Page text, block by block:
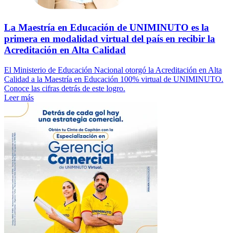
La Maestría en Educación de UNIMINUTO es la
primera en modalidad virtual del país en recibir la
Acreditación en Alta Calidad
El Ministerio de Educación Nacional otorgó la Acreditación en Alta
Calidad a la Maestría en Educación 100% virtual de UNIMINUTO.
Conoce las cifras detrás de este logro.
Leer más